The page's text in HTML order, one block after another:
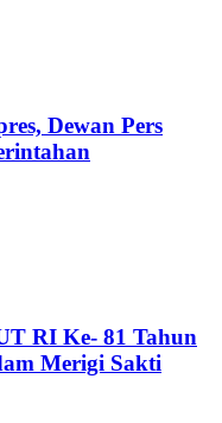
Dewan Pers
RI Ke- 81 Tahun
Merigi Sakti